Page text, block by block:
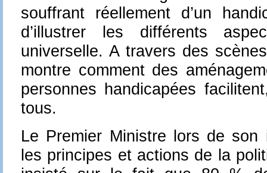
souffrant réellement d’un
d’illustrer les différents
universelle. A travers des
montre comment des
personnes handicapées
tous.
Le Premier Ministre lors de son
les principes et actions de la